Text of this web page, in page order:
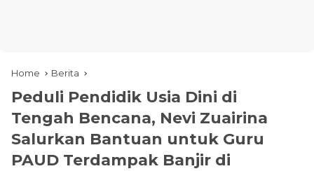
Home Berita
Peduli Pendidik Usia Dini di
Tengah Bencana, Nevi Zuairina
Salurkan Bantuan untuk Guru
PAUD Terdampak Banjir di